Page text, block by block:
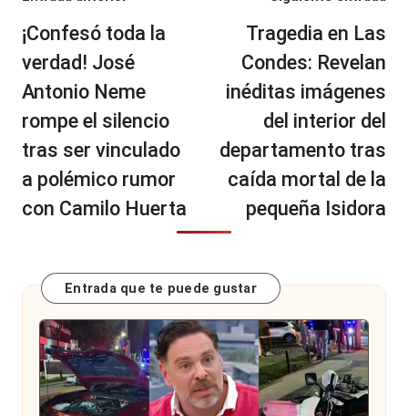
de
entradas
¡Confesó toda la
verdad! José
Antonio Neme
rompe el silencio
tras ser vinculado
a polémico rumor
con Camilo Huerta
Tragedia en Las
Condes: Revelan
inéditas imágenes
del interior del
departamento tras
caída mortal de la
pequeña Isidora
Entrada que te puede gustar